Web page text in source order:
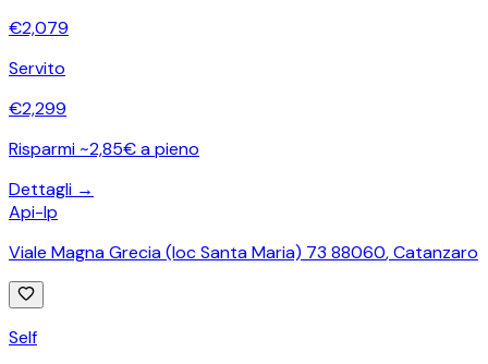
€2,079
Servito
€2,299
Risparmi ~2,85€ a pieno
Dettagli →
Api-Ip
Viale Magna Grecia (loc Santa Maria) 73 88060,Catanzaro
Self